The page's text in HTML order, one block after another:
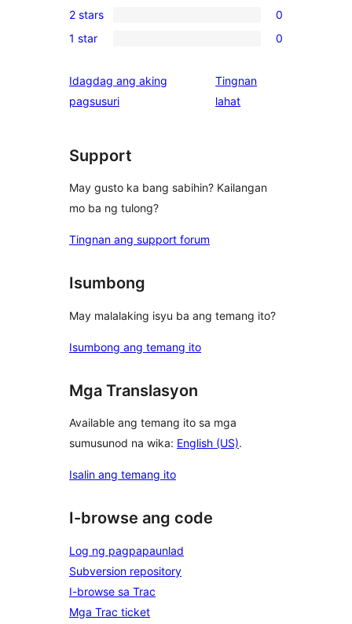
review
star
reviews
3-
star
0
2-
reviews
2 stars 0
0
star
reviews
1 star 0
Idagdag ang aking
pagsusuri
Tingnan
lahatng
Support
May gusto ka bang sabihin? Kailangan
mo ba ng tulong?
Tingnan ang support forum
Isumbong
May malalaking isyu ba ang temang ito?
Isumbong ang temang ito
Mga Translasyon
Available ang temang ito sa mga
sumusunod na wika: English (US).
Isalin ang temang ito
I-browse ang code
Log ng pagpapaunlad
Subversion repository
I-browse sa Trac
Mga Trac ticket